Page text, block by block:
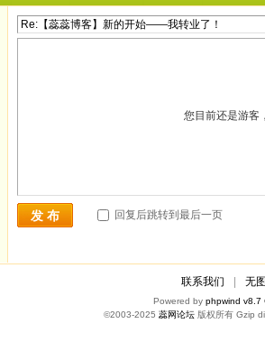
您目前还是游客
发 布 回复后跳转到最后一页
联系我们 无
Powered by phpwind v8.7
©2003-2025 蕊网论坛 版权所有 Gzip